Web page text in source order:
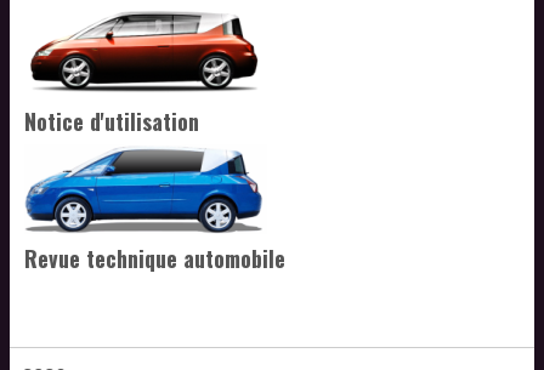
Notice d'utilisation
Revue technique automobile